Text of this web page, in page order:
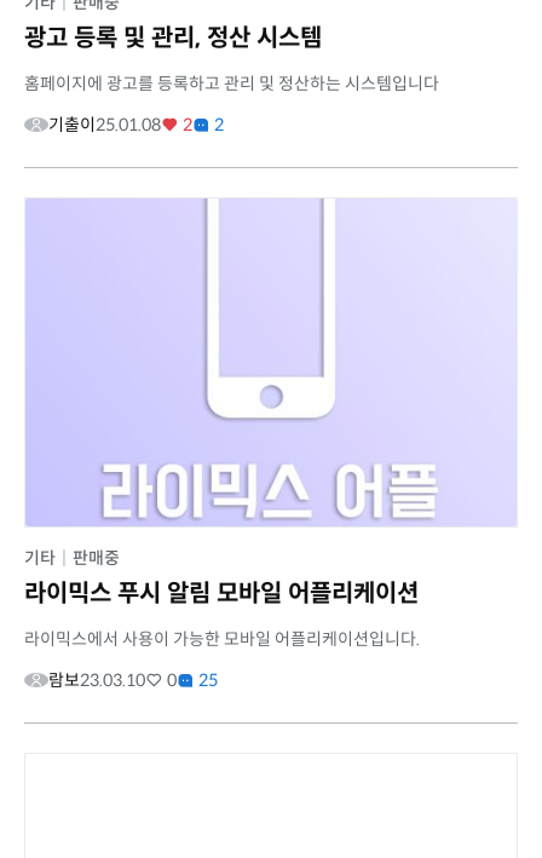
광고 등록 및 관리, 정산 시스템
홈페이지에 광고를 등록하고 관리 및 정산하는 시스템입니다
기출이 25.01.08 2 2
기타 판매중
라이믹스 푸시 알림 모바일 어플리케이션
라이믹스에서 사용이 가능한 모바일 어플리케이션입니다.
람보23.03.10 0 25